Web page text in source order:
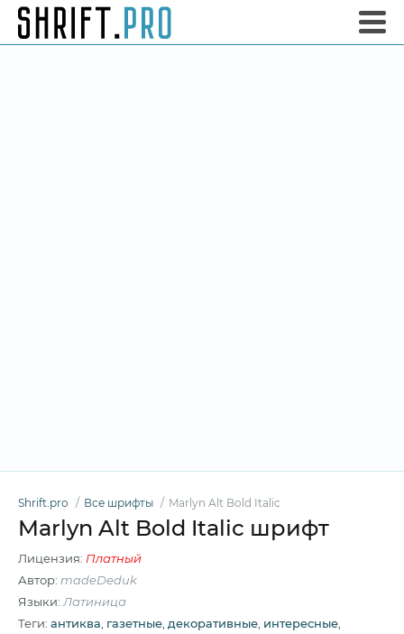
Shrift.pro Все шрифты Marlyn Alt Bold Italic
Marlyn Alt Bold Italic шрифт
Лицензия: Платный
Автор: madeDeduk
Языки: Латиница
Теги: антиква газетные декоративные интересные